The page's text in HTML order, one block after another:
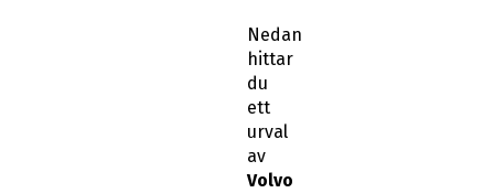
Nedan
hittar
du
ett
urval
av
Volvo